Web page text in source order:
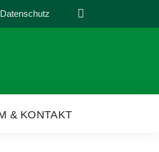
Suche
& KONTAKT